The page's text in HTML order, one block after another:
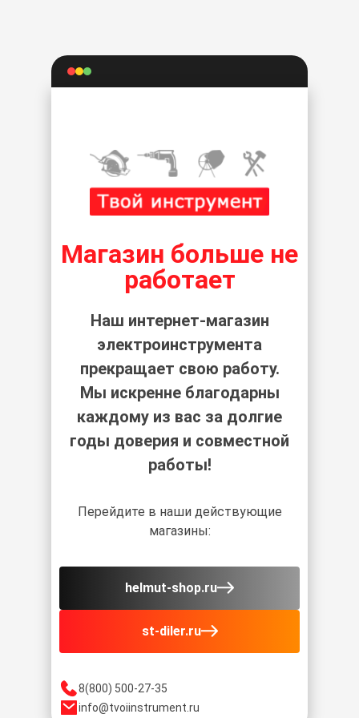
8(800) 500-27-35
info@tvoiinstrument.ru
Магазин больше не
работает
Наш интернет-магазин
электроинструмента
прекращает свою работу.
Мы искренне благодарны
каждому из вас за долгие
годы доверия и совместной
работы!
Перейдите в наши действующие
магазины:
helmut-shop.ru
st-diler.ru